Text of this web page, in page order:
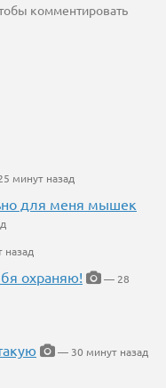
комментировать
минут назад
для меня мышек
охраняю!
— 28
— 30 минут назад